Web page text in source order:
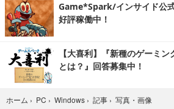
Game*Spark/インサイド公
好評稼働中！
【大喜利】『新種のゲーミ
とは？』回答募集中！
ホーム › PC › Windows › 記事 › 写真・画像